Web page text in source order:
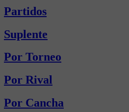
Partidos
Suplente
Por Torneo
Por Rival
Por Cancha